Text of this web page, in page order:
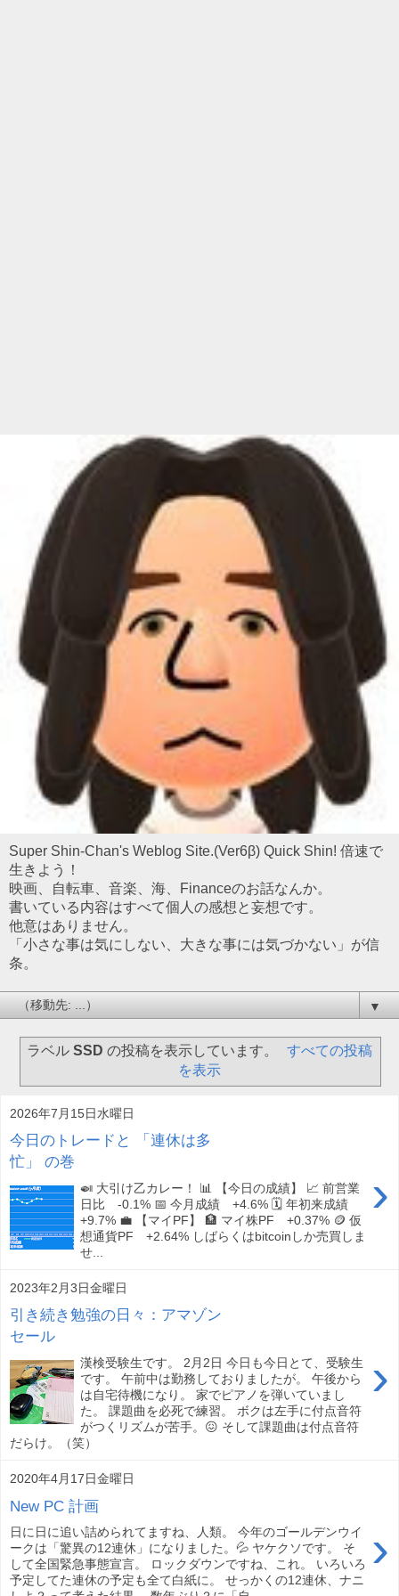
Super Shin-Chan's Weblog Site.(Ver6β) Quick Shin! 倍速で
生きよう！
映画、自転車、音楽、海、Financeのお話なんか。
書いている内容はすべて個人の感想と妄想です。
他意はありません。
「小さな事は気にしない、大きな事には気づかない」が信
条。
▼
ラベル SSD の投稿を表示しています。
すべての投稿
を表示
2026年7月15日水曜日
今日のトレードと 「連休は多
忙」 の巻
›
🍛 大引け乙カレー！ 📊 【今日の成績】 📈 前営業
日比 -0.1% 📅 今月成績 +4.6% 🗓️ 年初来成績
+9.7% 💼 【マイPF】 🏦 マイ株PF +0.37% 🪙 仮
想通貨PF +2.64% しばらくはbitcoinしか売買しま
せ...
2023年2月3日金曜日
引き続き勉強の日々：アマゾン
セール
›
漢検受験生です。 2月2日 今日も今日とて、受験生
です。 午前中は勤務しておりましたが。 午後から
は自宅待機になり。 家でピアノを弾いていまし
た。 課題曲を必死で練習。 ボクは左手に付点音符
がつくリズムが苦手。😖 そして課題曲は付点音符
だらけ。（笑）
2020年4月17日金曜日
New PC 計画
›
日に日に追い詰められてますね、人類。 今年のゴールデンウイ
ークは「驚異の12連休」になりました。💦 ヤケクソです。 そ
して全国緊急事態宣言。 ロックダウンですね、これ。 いろいろ
予定してた連休の予定も全て白紙に。 せっかくの12連休、ナニ